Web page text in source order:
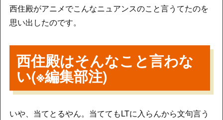
西住殿がアニメでこんなニュアンスのこと言うてたのを
思い出したのです。
西住殿はそんなこと言わな
い(※編集部注)
いや、当てとるやん。当ててもLTに入らんから文句言う